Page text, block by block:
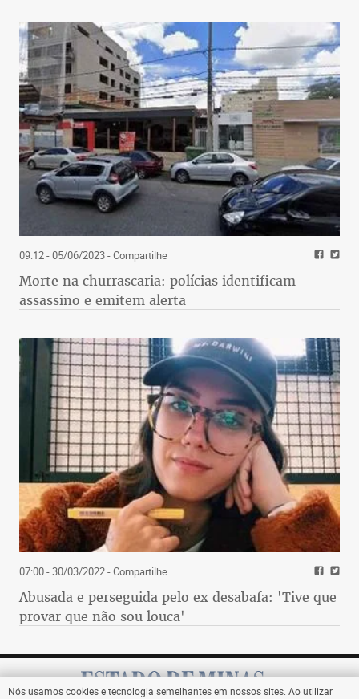
09:12 - 05/06/2023- Compartilhe
Morte na churrascaria: polícias identificam
assassino e emitem alerta
07:00 - 30/03/2022- Compartilhe
Abusada e perseguida pelo ex desabafa: 'Tive que
provar que não sou louca'
Nós usamos cookies e tecnologia semelhantes em nossos sites. Ao utilizar